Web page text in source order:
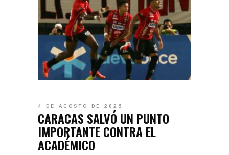
4 DE AGOSTO DE 2026
CARACAS SALVÓ UN PUNTO
IMPORTANTE CONTRA EL
ACADÉMICO